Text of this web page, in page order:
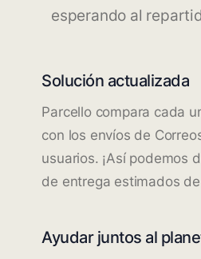
esperando al
Solución actualizada
Parcello compara cada
con los envíos de
usuarios. ¡Así podemos
de entrega estimados
Ayudar juntos al